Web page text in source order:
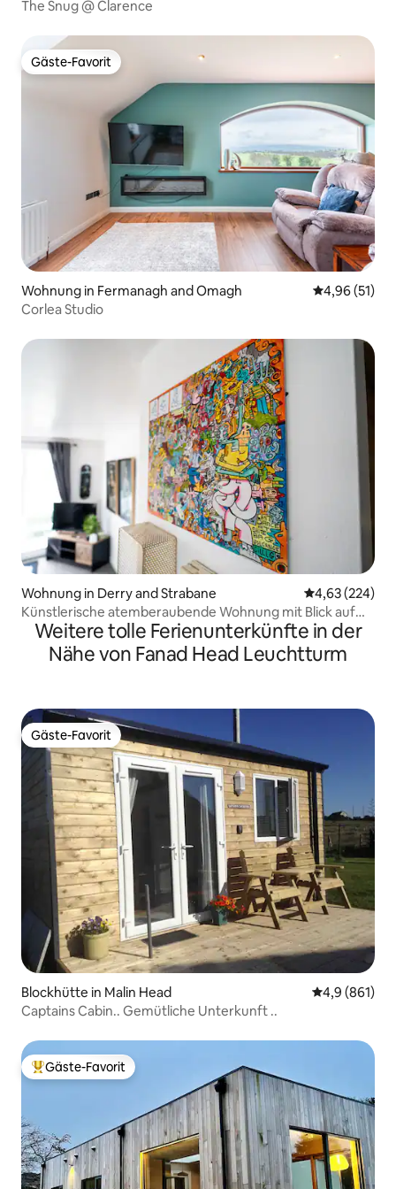
The Snug @ Clarence
Gäste-Favorit
Gäste-Favorit
Wohnung in Fermanagh and Omagh
4,96 (51)
Corlea Studio
Wohnung in Derry and Strabane
4,63 (224)
Künstlerische atemberaubende Wohnung mit Blick auf
die Stadt
Weitere tolle Ferienunterkünfte in der
Nähe von Fanad Head Leuchtturm
Gäste-Favorit
Gäste-Favorit
Blockhütte in Malin Head
4,9 (861)
Captains Cabin.. Gemütliche Unterkunft ..
Beliebter Gäste-Favorit.
Gäste-Favorit